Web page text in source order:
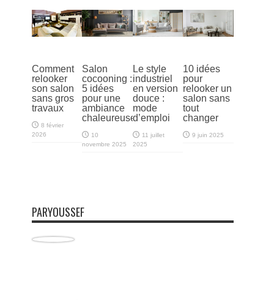
Comment
relooker
son salon
sans gros
travaux
8 février
2026
Salon
cocooning :
5 idées
pour une
ambiance
chaleureuse
10
novembre 2025
Le style
industriel
en version
douce :
mode
d’emploi
11 juillet
2025
10 idées
pour
relooker un
salon sans
tout
changer
9 juin 2025
PARYOUSSEF